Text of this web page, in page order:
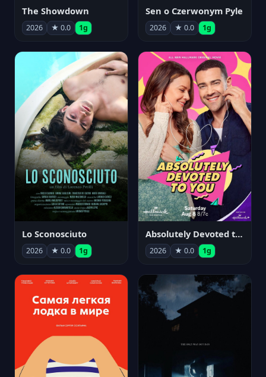
The Showdown
2026 ★ 0.0 1g
Sen o Czerwonym Pyle
2026 ★ 0.0 1g
Lo Sconosciuto
2026 ★ 0.0 1g
Absolutely Devoted to You
2026 ★ 0.0 1g